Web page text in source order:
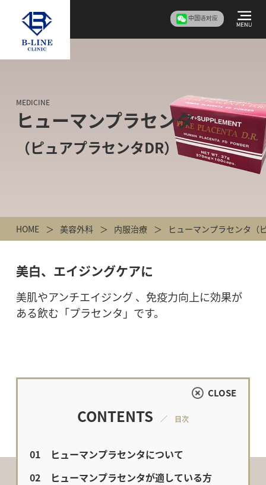
中国语对应
MEDICINE
ヒューマンプラセンタ
（ピュアプラセンタDR）
HOME 美容外科 内服治療 ヒューマンプラセンタ（
美白、エイジングケアに
美肌やアンチエイジング 、免疫力向上に効果が
ある飲む「プラセンタ」です。
CONTENTS ／ 目次
CLOSE
ヒューマンプラセンタについて
ヒューマンプラセンタが適している方